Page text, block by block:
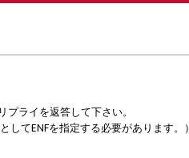
ライを返答して下さい。
てENFを指定する必要があります。）